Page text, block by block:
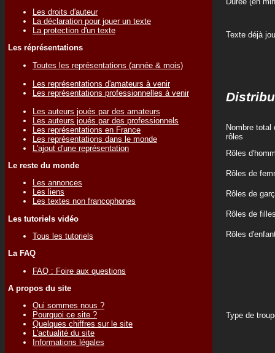
Les droits d'auteur
La déclaration pour jouer un texte
La protection d'un texte
Les réprésentations
Toutes les représentations (année & mois)
Les représentations d'amateurs à venir
Les représentations professionnelles à venir
Les auteurs joués par des amateurs
Les auteurs joués par des professionnels
Les représentations en France
Les représentations dans le monde
L'ajout d'une représentation
Le reste du monde
Les annonces
Les liens
Les textes non francophones
Les tutoriels vidéo
Tous les tutoriels
La FAQ
FAQ : Foire aux questions
A propos du site
Qui sommes nous ?
Pourquoi ce site ?
Quelques chiffres sur le site
L'actualité du site
Informations légales
Texte déjà
Nombre total
rôles
Rôles
Rôles de
Rôles de
Rôles de
Rôles
Type de